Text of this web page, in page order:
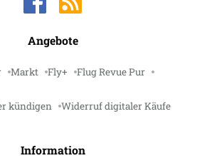
Angebote
Markt Fly+ Flug Revue Pur
kündigen Widerruf digitaler Käufe
Information